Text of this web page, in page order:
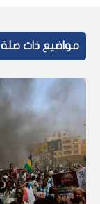
مواضيع ذات صلة